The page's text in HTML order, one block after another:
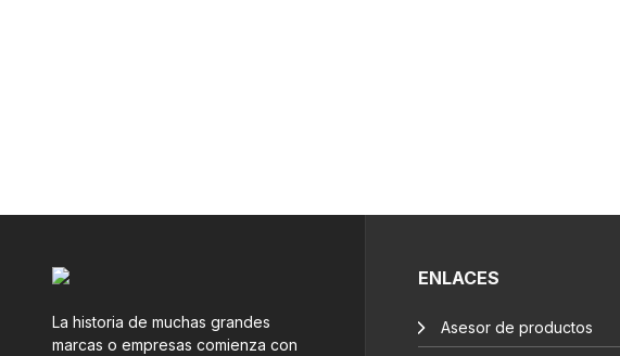
La historia de muchas grandes
marcas o empresas comienza con
ENLACES
Asesor de productos